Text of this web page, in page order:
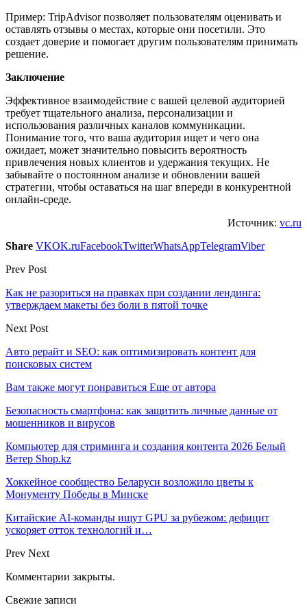
Пример: TripAdvisor позволяет пользователям оценивать и
оставлять отзывы о местах, которые они посетили. Это
создает доверие и помогает другим пользователям принимать
решение.
Заключение
Эффективное взаимодействие с вашей целевой аудиторией
требует тщательного анализа, персонализации и
использования различных каналов коммуникации.
Понимание того, что ваша аудитория ищет и чего она
ожидает, может значительно повысить вероятность
привлечения новых клиентов и удержания текущих. Не
забывайте о постоянном анализе и обновлении вашей
стратегии, чтобы оставаться на шаг впереди в конкурентной
онлайн-среде.
Источник: vc.ru
Share VKOK.ruFacebookTwitterWhatsAppTelegramViber
Prev Post
Как не разориться на правках при создании лендинга:
утверждаем макеты без боли в пятой точке
Next Post
Авто рерайт и SEO: как оптимизировать контент для
поисковых систем
Вам также могут понравиться Еще от автора
Безопасность смартфона: как защитить личные данные от
мошенников и вирусов
Компьютер для стриминга и создания контента 2026 Белый
Ветер Shop.kz
Хоккейное сообщество Беларуси возложило цветы к
Монументу Победы в Минске
Китайские AI-команды ищут GPU за рубежом: дефицит
ускоряет отток технологий и…
Prev Next
Комментарии закрыты.
Свежие записи